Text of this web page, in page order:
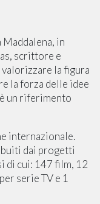
Maddalena, in
scrittore e
la figura
la forza delle idee
un riferimento
internazionale.
dai progetti
di cui: 147 film, 12
serie TV e 1